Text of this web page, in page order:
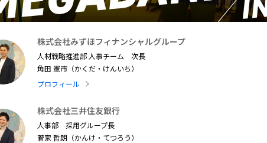
株式会社みずほフィナンシャルグループ
人材戦略推進部 人事チーム 次長
角田 憲市（かくだ・けんいち）
プロフィール
株式会社三井住友銀行
人事部 採用グループ長
菅家 哲朗（かんけ・てつろう）